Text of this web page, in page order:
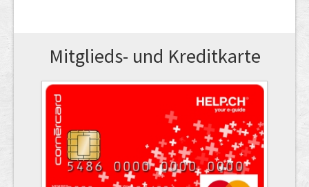
Mitglieds- und Kreditkarte